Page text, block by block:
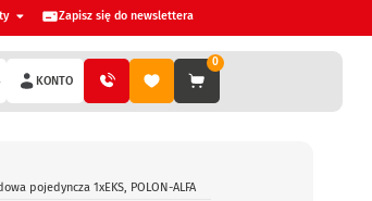
Zapisz się do newslettera
KONTO
0
pojedyncza 1xEKS, POLON-ALFA